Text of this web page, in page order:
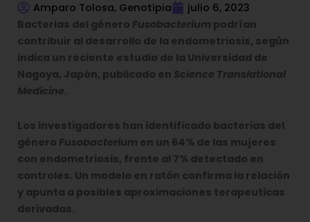
Amparo Tolosa, Genotipia
julio 6, 2023
Bacterias del género Fusobacterium podrían
contribuir al desarrollo de la endometriosis, según
indica un reciente estudio de la Universidad de
Nagoya, Japón, publicado en Science Translational
Medicine.
Los investigadores han identificado bacterias del
género Fusobacterium en un 64% de las mujeres
con endometriosis, frente al 7% detectado en
controles. Un modelo en ratón confirma la relación
y apunta a posibles aproximaciones terapeuticas
derivadas.